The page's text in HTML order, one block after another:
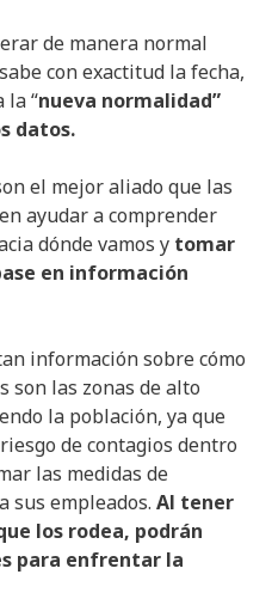
de manera normal
con exactitud la fecha,
la “nueva normalidad”
datos.
el mejor aliado que las
ayudar a comprender
dónde vamos y tomar
en información
información sobre cómo
son las zonas de alto
la población, ya que
de contagios dentro
las medidas de
sus empleados. Al tener
los rodea, podrán
para enfrentar la